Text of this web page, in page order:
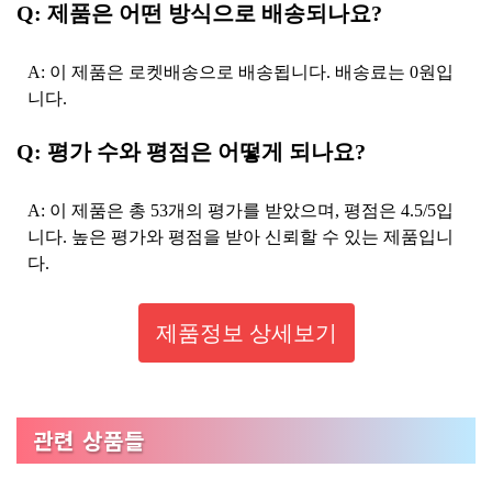
Q: 제품은 어떤 방식으로 배송되나요?
A: 이 제품은 로켓배송으로 배송됩니다. 배송료는 0원입
니다.
Q: 평가 수와 평점은 어떻게 되나요?
A: 이 제품은 총 53개의 평가를 받았으며, 평점은 4.5/5입
니다. 높은 평가와 평점을 받아 신뢰할 수 있는 제품입니
다.
제품정보 상세보기
관련 상품들